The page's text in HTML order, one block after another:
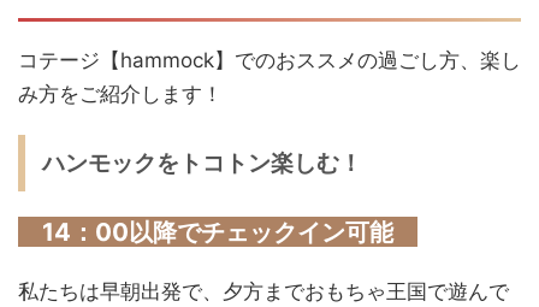
コテージ【hammock】でのおススメの過ごし方、楽し
み方をご紹介します！
ハンモックをトコトン楽しむ！
14：00以降でチェックイン可能
私たちは早朝出発で、夕方までおもちゃ王国で遊んで